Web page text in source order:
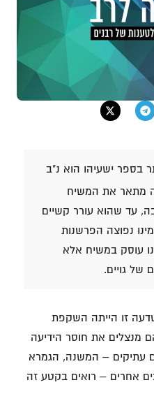
בספר ישעיהו הוא נ"ב
זה מתאר את המשיח
עד שהוא עורר קשיים
נפוצה הפרשנות
עוסק במשיח אלא
של גויים.
זו הייתה השקפת
מנצלים את חוסר הידיעה
עתיקים – המשנה, הגמרא
אחרים – רואים בקטע זה